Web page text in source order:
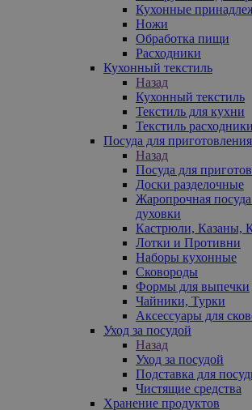
Кухонные
Ножи
Обработка пищи
Расходники
Кухонный текстиль
Назад
Кухонный текстиль
Текстиль для кухни
Текстиль расходники
Посуда для приготовления
Назад
Посуда для
Доски разделочные
Жаропрочная
духовки
Кастрюли, Казаны,
Лотки и Противни
Наборы кухонные
Сковороды
Формы для выпечки
Чайники, Турки
Аксессуары для
Уход за посудой
Назад
Уход за посудой
Подставка для
Чистящие средства
Хранение продуктов